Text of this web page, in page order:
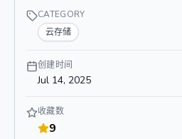
CATEGORY
云存储
创建时间
Jul 14, 2025
收藏数
9